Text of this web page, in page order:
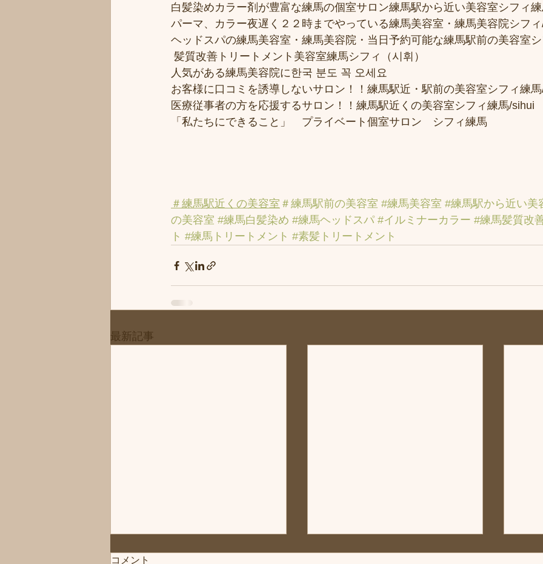
白髪染めカラー剤が豊富な練馬の個室サロン練馬駅から近い美容室シフィ
パーマ、カラー夜遅く２２時までやっている練馬美容室・練馬美容院シフ
ヘッドスパの練馬美容室・練馬美容院・当日予約可能な練馬駅前の美容室
髪質改善トリートメント美容室練馬シフィ（시휘）
人気がある練馬美容院に한국 분도 꼭 오세요
お客様に口コミを誘導しないサロン！！練馬駅近・駅前の美容室シフィ練
医療従事者の方を応援するサロン！！練馬駅近くの美容室シフィ練馬/sihui
「私たちにできること」　プライベート個室サロン　シフィ練馬
＃練馬駅近くの美容室 ＃練馬駅前の美容室 #練馬美容室 #練馬駅から近い美
の美容室 #練馬白髪染め #練馬ヘッドスパ #イルミナーカラー #練馬髪質改
ト #練馬トリートメント #素髪トリートメント
最新記事
◆「お知らせ」練馬髪質改善
コメント